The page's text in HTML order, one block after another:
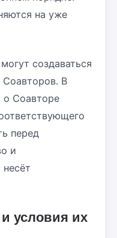
на уже
создаваться
Соавторов. В
о Соавторе
перед
и
условия их